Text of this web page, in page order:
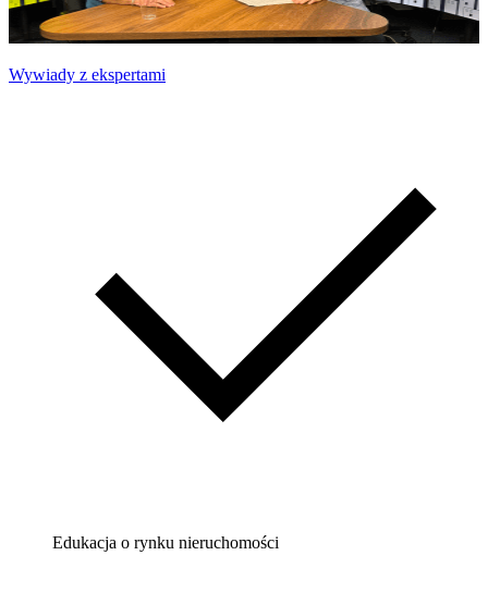
Wywiady z ekspertami
Edukacja o rynku nieruchomości